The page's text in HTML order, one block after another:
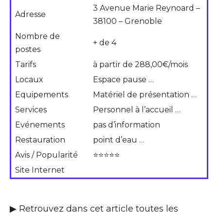
Adresse
3 Avenue Marie Reynoard –
38100 – Grenoble
Nombre de
postes
+ de 4
Tarifs
à partir de 288,00€/mois
Locaux
Espace pause …
Equipements
Matériel de présentation …
Services
Personnel à l’accueil …
Evénements
pas d’information
Restauration
point d’eau …
Avis / Popularité
⭐⭐⭐⭐⭐
Site Internet
▶ Retrouvez dans cet article toutes les